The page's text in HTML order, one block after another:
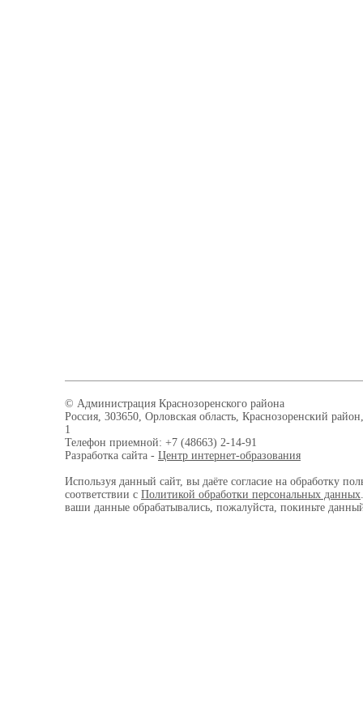
© Администрация Краснозоренского района
Россия, 303650, Орловская область, Краснозоренский
1
Телефон приемной: +7 (48663) 2-14-91
Разработка сайта - Центр интернет-образования
Используя данный сайт, вы даёте согласие на обработку
соответствии с Политикой обработки персональных данных
ваши данные обрабатывались, пожалуйста, покиньте